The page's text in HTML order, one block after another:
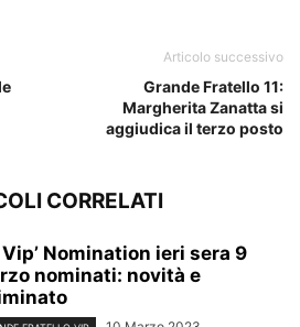
Articolo successivo
Grande Fratello 11:
Margherita Zanatta si
aggiudica il terzo posto
CORRELATI
Vip’ Nomination ieri sera 9
nominati: novità e